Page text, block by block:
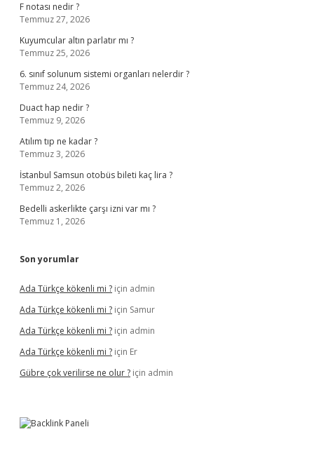
F notası nedir ?
Temmuz 27, 2026
Kuyumcular altın parlatır mı ?
Temmuz 25, 2026
6. sınıf solunum sistemi organları nelerdir ?
Temmuz 24, 2026
Duact hap nedir ?
Temmuz 9, 2026
Atılım tıp ne kadar ?
Temmuz 3, 2026
İstanbul Samsun otobüs bileti kaç lira ?
Temmuz 2, 2026
Bedelli askerlikte çarşı izni var mı ?
Temmuz 1, 2026
Son yorumlar
Ada Türkçe kökenli mi ? için admin
Ada Türkçe kökenli mi ? için Samur
Ada Türkçe kökenli mi ? için admin
Ada Türkçe kökenli mi ? için Er
Gübre çok verilirse ne olur ? için admin